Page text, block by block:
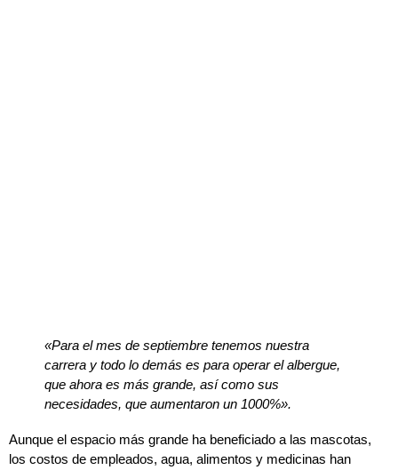
«Para el mes de septiembre tenemos nuestra
carrera y todo lo demás es para operar el albergue,
que ahora es más grande, así como sus
necesidades, que aumentaron un 1000%».
Aunque el espacio más grande ha beneficiado a las mascotas,
los costos de empleados, agua, alimentos y medicinas han